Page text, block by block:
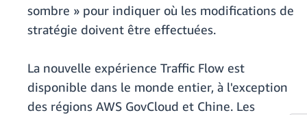
sombre » pour indiquer où les modifications de
stratégie doivent être effectuées.
La nouvelle expérience Traffic Flow est
disponible dans le monde entier, à l'exception
des régions AWS GovCloud et Chine. Les